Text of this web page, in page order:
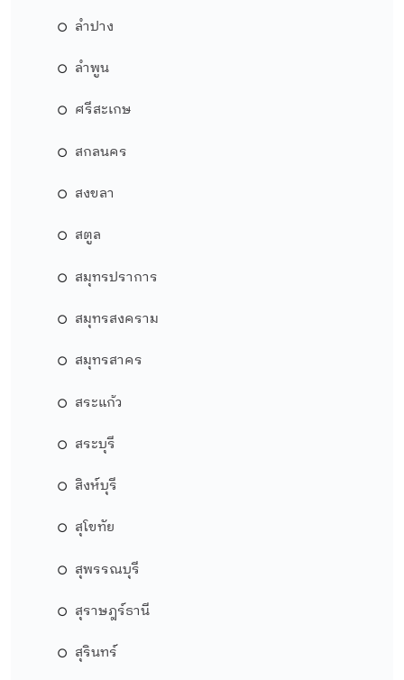
ลำปาง
ลำพูน
ศรีสะเกษ
สกลนคร
สงขลา
สตูล
สมุทรปราการ
สมุทรสงคราม
สมุทรสาคร
สระแก้ว
สระบุรี
สิงห์บุรี
สุโขทัย
สุพรรณบุรี
สุราษฎร์ธานี
สุรินทร์